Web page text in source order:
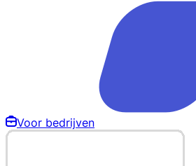
Voor bedrijven